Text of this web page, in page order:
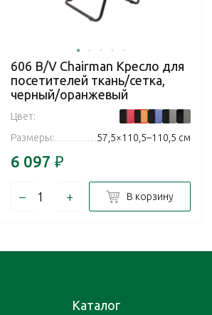
606 В/V Chairman Кресло для
посетителей ткань/сетка,
черный/оранжевый
Цвет:
Размеры:
57,5×110,5–110,5 см
6 097 ₽
– + В корзину
Каталог